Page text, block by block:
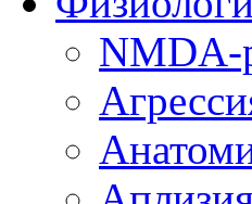
NMDA-